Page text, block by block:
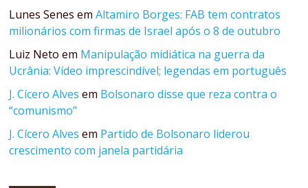
Lunes Senes emAltamiro Borges: FAB tem contratos
milionários com firmas de Israel após o 8 de outubro
Luiz Neto em Manipulação midiática na guerra da
Ucrânia: Vídeo imprescindível; legendas em português
J. Cícero Alves em Bolsonaro disse que reza contra o
“comunismo”
J. Cícero Alves em Partido de Bolsonaro liderou
crescimento com janela partidária